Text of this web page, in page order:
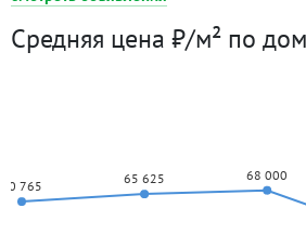
Средняя цена ₽/м² по
60 765 65 625 68 000